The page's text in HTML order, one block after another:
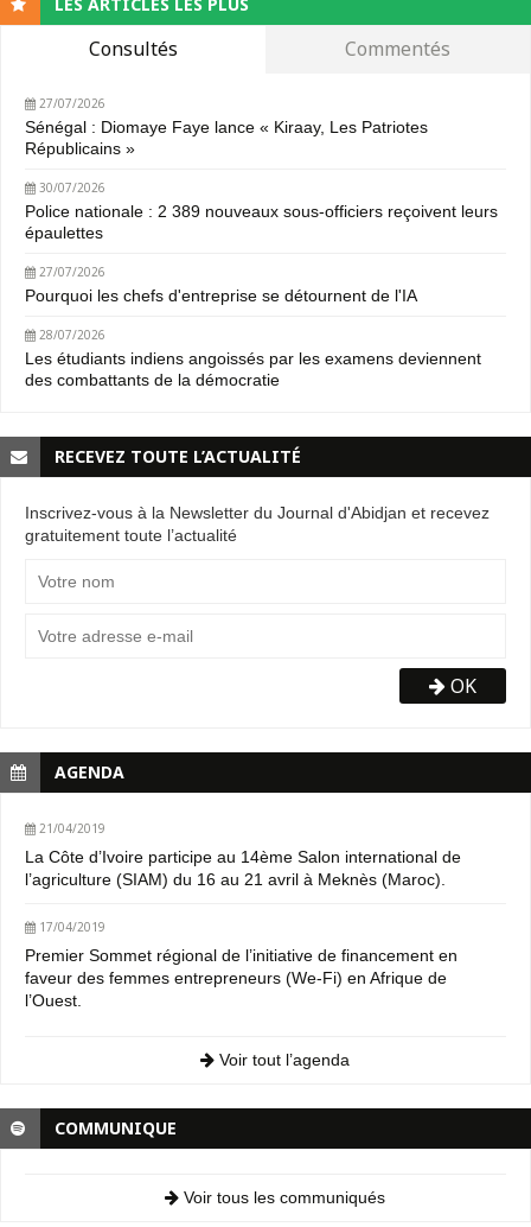
Consultés Commentés
27/07/2026
Sénégal : Diomaye Faye lance « Kiraay, Les Patriotes
Républicains »
30/07/2026
Police nationale : 2 389 nouveaux sous-officiers reçoivent leurs
épaulettes
27/07/2026
Pourquoi les chefs d'entreprise se détournent de l'IA
28/07/2026
Les étudiants indiens angoissés par les examens deviennent
des combattants de la démocratie
RECEVEZ TOUTE L’ACTUALITÉ
Inscrivez-vous à la Newsletter du Journal d'Abidjan et recevez
gratuitement toute l’actualité
OK
AGENDA
21/04/2019
La Côte d’Ivoire participe au 14ème Salon international de
l’agriculture (SIAM) du 16 au 21 avril à Meknès (Maroc).
17/04/2019
Premier Sommet régional de l’initiative de financement en
faveur des femmes entrepreneurs (We-Fi) en Afrique de
l’Ouest.
Voir tout l’agenda
COMMUNIQUE
Voir tous les communiqués